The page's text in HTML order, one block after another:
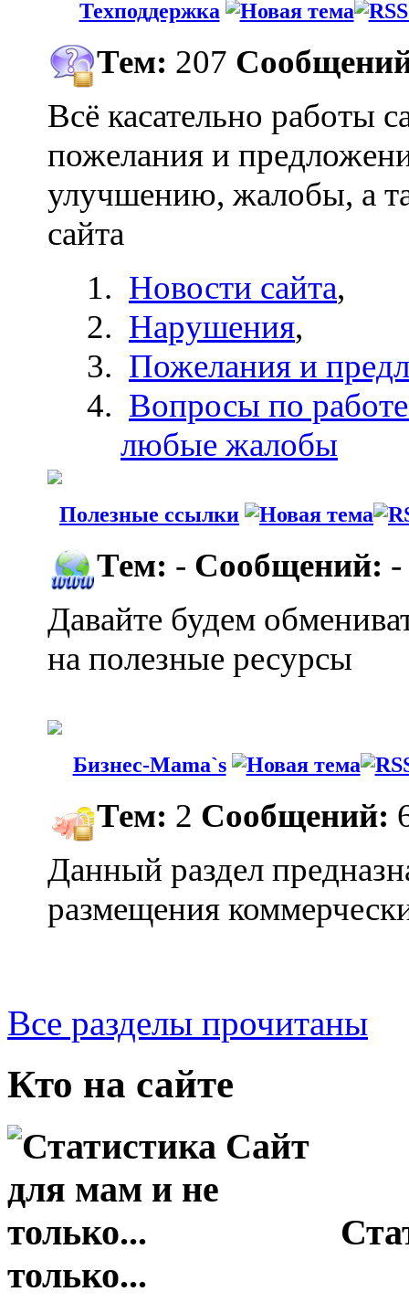
Техподдержка
Тем: 207
Всё касательно работы
пожелания и
улучшению, жалобы, а
сайта
Новости сайта,
Нарушения,
Пожелания и
Вопросы по
любые жалобы
Полезные ссылки
Тем: - Сообщений: -
Давайте будем
на полезные ресурсы
Бизнес-Mama`s
Тем: 2 Сообщений:
Данный раздел
размещения
Все разделы прочитаны
Кто на сайте
только...